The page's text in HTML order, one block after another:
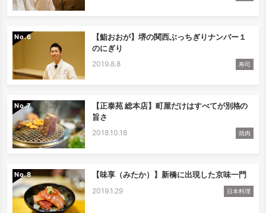
No.
【鮨おおが】堺の関西ぶっちぎりナンバー１
のにぎり
2019.8.8 寿司
No.
【正泰苑 総本店】町屋だけはすべてが別格の
旨さ
2018.10.18 焼肉
No. 【味享（みたか）】新橋に出現した京味一門
2019.1.29 日本料理